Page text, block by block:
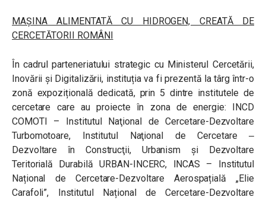
MAȘINA ALIMENTATĂ CU HIDROGEN, CREATĂ DE
CERCETĂTORII ROMÂNI
În cadrul parteneriatului strategic cu Ministerul Cercetării,
Inovării și Digitalizării, instituția va fi prezentă la târg într-o
zonă expozițională dedicată, prin 5 dintre institutele de
cercetare care au proiecte în zona de energie: INCD
COMOTI – Institutul Naţional de Cercetare-Dezvoltare
Turbomotoare, Institutul Naţional de Cercetare ‒
Dezvoltare în Construcţii, Urbanism şi Dezvoltare
Teritorială Durabilă URBAN-INCERC, INCAS – Institutul
Național de Cercetare-Dezvoltare Aerospațială „Elie
Carafoli”, Institutul Național de Cercetare-Dezvoltare